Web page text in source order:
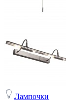
Лампочки